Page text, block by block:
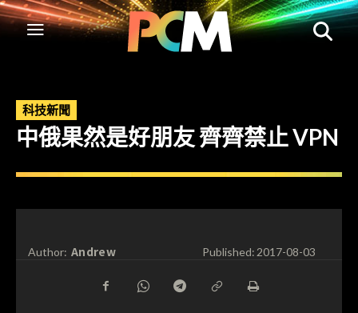
科技新聞
中俄果然是好朋友 齊齊禁止 VPN
Author: Andrew Published:2017-08-03